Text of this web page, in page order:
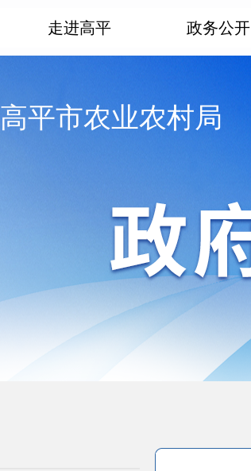
走进高平 政务公开
高平市农业农村局